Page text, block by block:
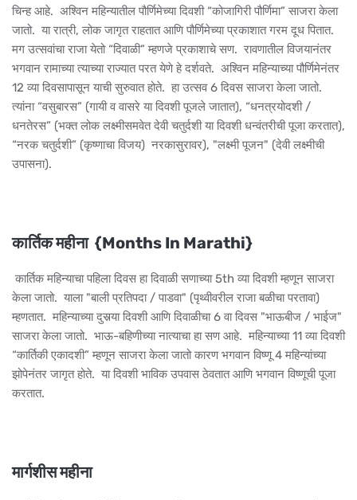
चिन्ह आहे. अश्विन महिन्यातील पौर्णिमेच्या दिवशी “कोजागिरी पौर्णिमा” साजरा केला
जातो. या रात्री, लोक जागृत राहतात आणि पौर्णिमेच्या प्रकाशात गरम दूध पितात.
मग उत्सवांचा राजा येतो “दिवाळी” म्हणजे प्रकाशाचे सण. रावणातील विजयानंतर
भगवान रामाच्या त्याच्या राज्यात परत येणे हे दर्शवते. अश्विन महिन्याच्या पौर्णिमेनंतर
12 व्या दिवसापासून याची सुरुवात होते. हा उत्सव 6 दिवस साजरा केला जातो.
त्यांना “वसुबारस” (गायी व वासरे या दिवशी पूजले जातात), “धनत्रयोदशी /
धनतेरस” (भक्त लोक लक्ष्मीसमवेत देवी चतुर्दशी या दिवशी धन्वंतरीची पूजा करतात),
“नरक चतुर्दशी” (कृष्णाचा विजय) नरकासुरावर), "लक्ष्मी पूजन" (देवी लक्ष्मीची
उपासना).
कार्तिक महीना {Months In Marathi}
कार्तिक महिन्याचा पहिला दिवस हा दिवाळी सणाच्या 5th व्या दिवशी म्हणून साजरा
केला जातो. याला "बाली प्रतिपदा / पाडवा" (पृथ्वीवरील राजा बळीचा परतावा)
म्हणतात. महिन्याच्या दुसर्‍या दिवशी आणि दिवाळीचा 6 वा दिवस "भाऊबीज / भाईज"
साजरा केला जातो. भाऊ-बहिणीच्या नात्याचा हा सण आहे. महिन्याच्या 11 व्या दिवशी
“कार्तिकी एकादशी” म्हणून साजरा केला जातो कारण भगवान विष्णू 4 महिन्यांच्या
झोपेनंतर जागृत होते. या दिवशी भाविक उपवास ठेवतात आणि भगवान विष्णूची पूजा
करतात.
मार्गशीस महीना